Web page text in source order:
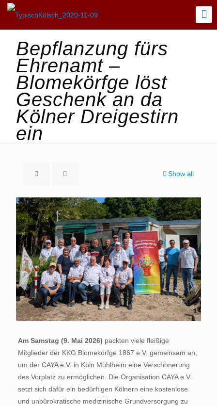
Bepflanzung fürs
Ehrenamt –
Blomekörfge löst
Geschenk an da
Kölner Dreigestirn
ein
Show all
Am Samstag (9. Mai 2026) packten viele fleißige
Mitglieder der KKG Blomekörfge 1867 e.V. gemeinsam an,
um der CAYA e.V. in Köln Mühlheim eine Verschönerung
des Vorplatz zu ermöglichen. Die Organisation CAYA e.V.
setzt sich dafür ein bedürftigen Kölnern eine kostenlose
und unbürokratische medizinische Grundversorgung zu